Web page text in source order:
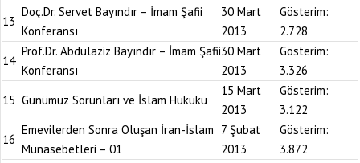
13
Doç.Dr. Servet Bayındır – İmam Şafii
Konferansı
30 Mart
2013
Gösterim:
2.728
14
Prof.Dr. Abdulaziz Bayındır – İmam Şafii
Konferansı
30 Mart
2013
Gösterim:
3.326
15 Günümüz Sorunları ve İslam Hukuku
15 Mart
2013
Gösterim:
3.122
16
Emevilerden Sonra Oluşan İran-İslam
Münasebetleri – 01
7 Şubat
2013
Gösterim:
3.872